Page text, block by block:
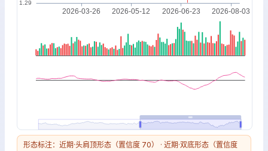
形态标注：近期·头肩顶形态（置信度 70） · 近期·双底形态（置信度